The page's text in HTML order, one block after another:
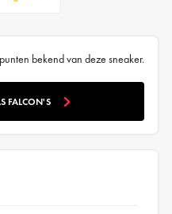
bekend van deze sneaker.
FALCON'S